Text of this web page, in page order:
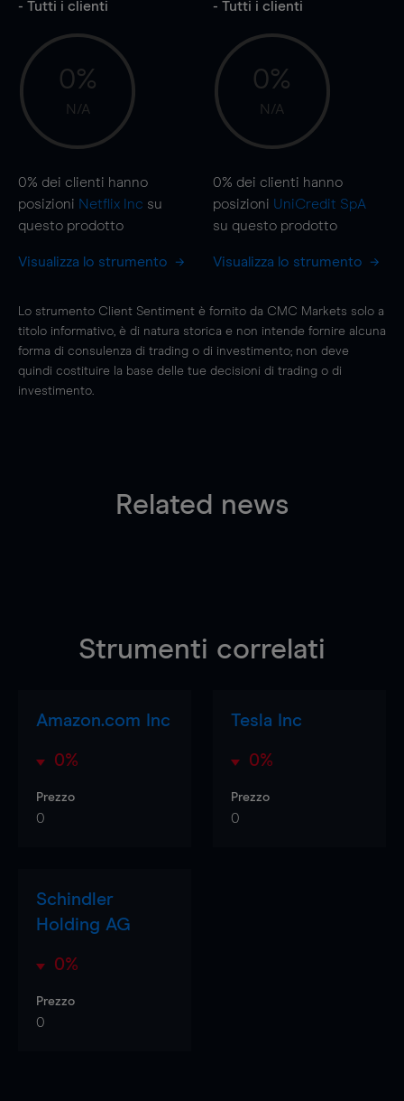
- Tutti i clienti
0%
N/A
0% dei clienti hanno
posizioni Netflix Inc su
questo prodotto
Visualizza lo strumento
- Tutti i clienti
0%
N/A
0% dei clienti hanno
posizioni UniCredit SpA
su questo prodotto
Visualizza lo strumento
Lo strumento Client Sentiment è fornito da CMC Markets solo a
titolo informativo, è di natura storica e non intende fornire alcuna
forma di consulenza di trading o di investimento; non deve
quindi costituire la base delle tue decisioni di trading o di
investimento.
Related news
Strumenti correlati
Amazon.com Inc
0%
Prezzo
0
Tesla Inc
0%
Prezzo
0
Schindler
Holding AG
0%
Prezzo
0